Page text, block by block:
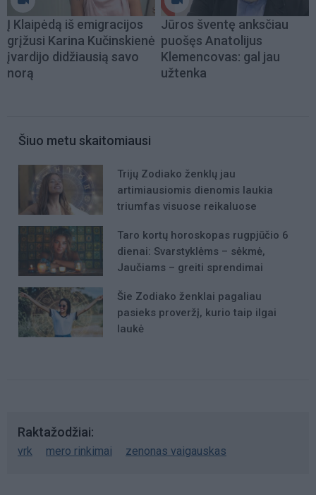
Į Klaipėdą iš emigracijos
grįžusi Karina Kučinskienė
įvardijo didžiausią savo
norą
Jūros šventę anksčiau
puošęs Anatolijus
Klemencovas: gal jau
užtenka
Šiuo metu skaitomiausi
Trijų Zodiako ženklų jau
artimiausiomis dienomis laukia
triumfas visuose reikaluose
Taro kortų horoskopas rugpjūčio 6
dienai: Svarstyklėms – sėkmė,
Jaučiams – greiti sprendimai
Šie Zodiako ženklai pagaliau
pasieks proveržį, kurio taip ilgai
laukė
Raktažodžiai
vrk mero rinkimai zenonas vaigauskas